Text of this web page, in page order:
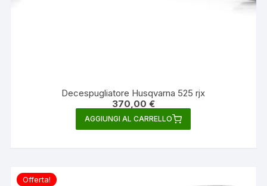
Decespugliatore Husqvarna 525 rjx
370,00 €
AGGIUNGI AL CARRELLO
Offerta!